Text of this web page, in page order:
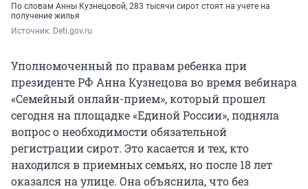
По словам Анны Кузнецовой, 283 тысячи сирот стоят на учете на
получение жилья
Источник: Deti.gov.ru
Уполномоченный по правам ребенка при
президенте РФ Анна Кузнецова во время вебинара
«Семейный онлайн-прием», который прошел
сегодня на площадке «Единой России», подняла
вопрос о необходимости обязательной
регистрации сирот. Это касается и тех, кто
находился в приемных семьях, но после 18 лет
оказался на улице. Она объяснила, что без